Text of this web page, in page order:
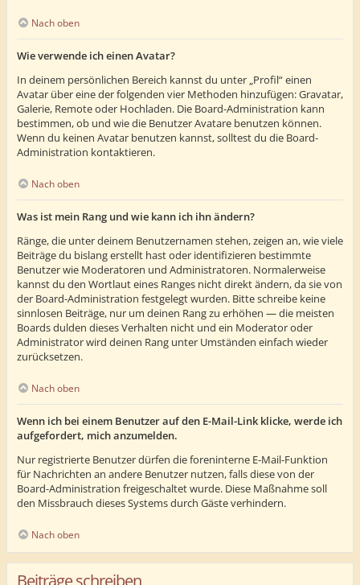
Nach oben
Wie verwende ich einen Avatar?
In deinem persönlichen Bereich kannst du unter „Profil“ einen
Avatar über eine der folgenden vier Methoden hinzufügen: Gravatar,
Galerie, Remote oder Hochladen. Die Board-Administration kann
bestimmen, ob und wie die Benutzer Avatare benutzen können.
Wenn du keinen Avatar benutzen kannst, solltest du die Board-
Administration kontaktieren.
Nach oben
Was ist mein Rang und wie kann ich ihn ändern?
Ränge, die unter deinem Benutzernamen stehen, zeigen an, wie viele
Beiträge du bislang erstellt hast oder identifizieren bestimmte
Benutzer wie Moderatoren und Administratoren. Normalerweise
kannst du den Wortlaut eines Ranges nicht direkt ändern, da sie von
der Board-Administration festgelegt wurden. Bitte schreibe keine
sinnlosen Beiträge, nur um deinen Rang zu erhöhen — die meisten
Boards dulden dieses Verhalten nicht und ein Moderator oder
Administrator wird deinen Rang unter Umständen einfach wieder
zurücksetzen.
Nach oben
Wenn ich bei einem Benutzer auf den E-Mail-Link klicke, werde ich
aufgefordert, mich anzumelden.
Nur registrierte Benutzer dürfen die foreninterne E-Mail-Funktion
für Nachrichten an andere Benutzer nutzen, falls diese von der
Board-Administration freigeschaltet wurde. Diese Maßnahme soll
den Missbrauch dieses Systems durch Gäste verhindern.
Nach oben
Beiträge schreiben